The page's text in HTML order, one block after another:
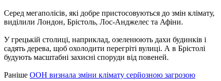
Серед мегаполісів, які добре пристосовуються до змін клімату,
виділили Лондон, Брістоль, Лос-Анджелес та Афіни.
У грецькій столиці, наприклад, озеленюють дахи будинків і
садять дерева, щоб охолодити перегріті вулиці. А в Брістолі
будують масштабні захисні споруди від повеней.
Раніше ООН визнала зміни клімату серйозною загрозою